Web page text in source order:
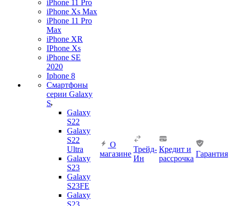
iPhone 11 Pro
iPhone Xs Max
iPhone 11 Pro
Max
iPhone XR
IPhone Xs
iPhone SE
2020
Iphone 8
Смартфоны
серии Galaxy
S
Galaxy
S22
Galaxy
S22
Ultra
Galaxy
S23
Galaxy
S23FE
Galaxy
S23
О
магазине
Трейд-
Ин
Кредит и
рассрочка
Гарантия